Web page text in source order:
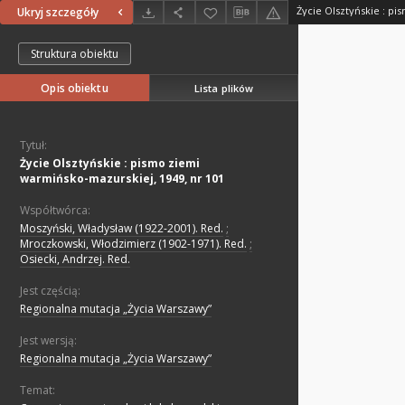
Ukryj szczegóły
Struktura obiektu
Opis obiektu Lista plików
Tytuł:
Życie Olsztyńskie : pismo ziemi
warmińsko-mazurskiej, 1949, nr 101
Współtwórca:
Moszyński, Władysław (1922-2001). Red. ;
Mroczkowski, Włodzimierz (1902-1971). Red. ;
Osiecki, Andrzej. Red.
Jest częścią:
Regionalna mutacja „Życia Warszawy”
Jest wersją:
Regionalna mutacja „Życia Warszawy”
Temat: